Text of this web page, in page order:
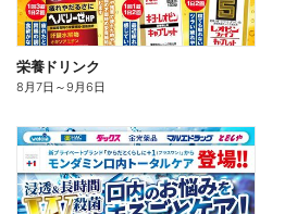
栄養ドリンク
8月7日 ～9月6日